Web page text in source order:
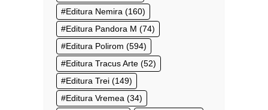
Editura Nemira (160)
Editura Pandora M (74)
Editura Polirom (594)
Editura Tracus Arte (52)
Editura Trei (149)
Editura Vremea (34)